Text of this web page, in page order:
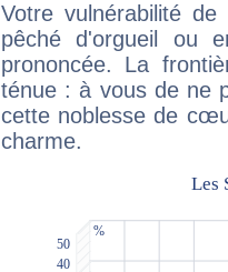
Votre vulnérabilité
pêché d'orgueil ou
prononcée. La
ténue : à vous de ne
cette noblesse de
charme.